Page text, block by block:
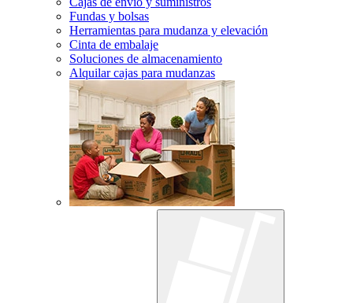
Fundas y bolsas
Herramientas para mudanza y elevación
Cinta de embalaje
Soluciones de almacenamiento
Alquilar cajas para mudanzas